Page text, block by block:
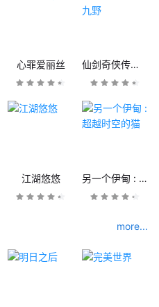
心罪爱丽丝 仙剑奇侠传九野
江湖悠悠 另一个伊甸 : 超越时空的猫
more...